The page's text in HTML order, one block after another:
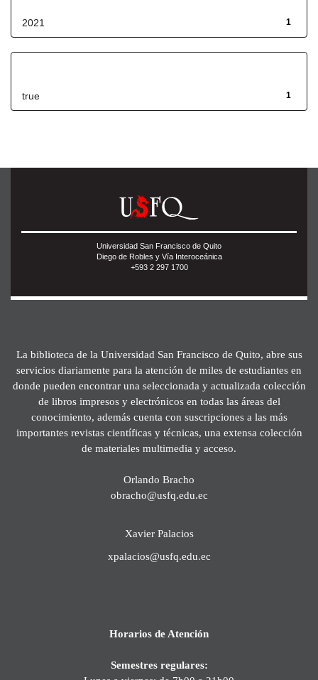
1
2021
1
true
Universidad San Francisco de Quito
Diego de Robles y Vía Interoceánica
+593 2 297 1700
La biblioteca de la Universidad San Francisco de Quito, abre sus
servicios diariamente para la atención de miles de estudiantes en
donde pueden encontrar una seleccionada y actualizada colección
de libros impresos y electrónicos en todas las áreas del
conocimiento, además cuenta con suscripciones a las más
importantes revistas científicas y técnicas, una extensa colección
de materiales multimedia y acceso.
Orlando Bracho
obracho@usfq.edu.ec
Xavier Palacios
xpalacios@usfq.edu.ec
Horarios de Atención
Semestres regulares: